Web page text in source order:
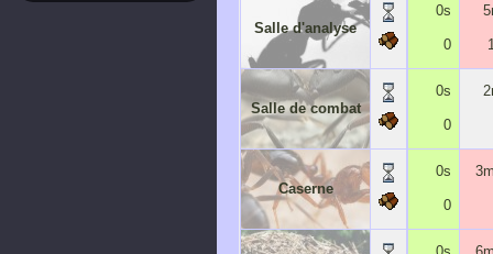
Salle d'analyse
Salle de combat
Caserne
0s
0
0s
0
0s
0